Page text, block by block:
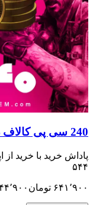
با خرید از اپلیکیشن
تومان۵۴۴٬۹۰۰تومان